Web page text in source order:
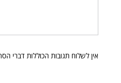
אין לשלוח תגובות הכוללות דברי